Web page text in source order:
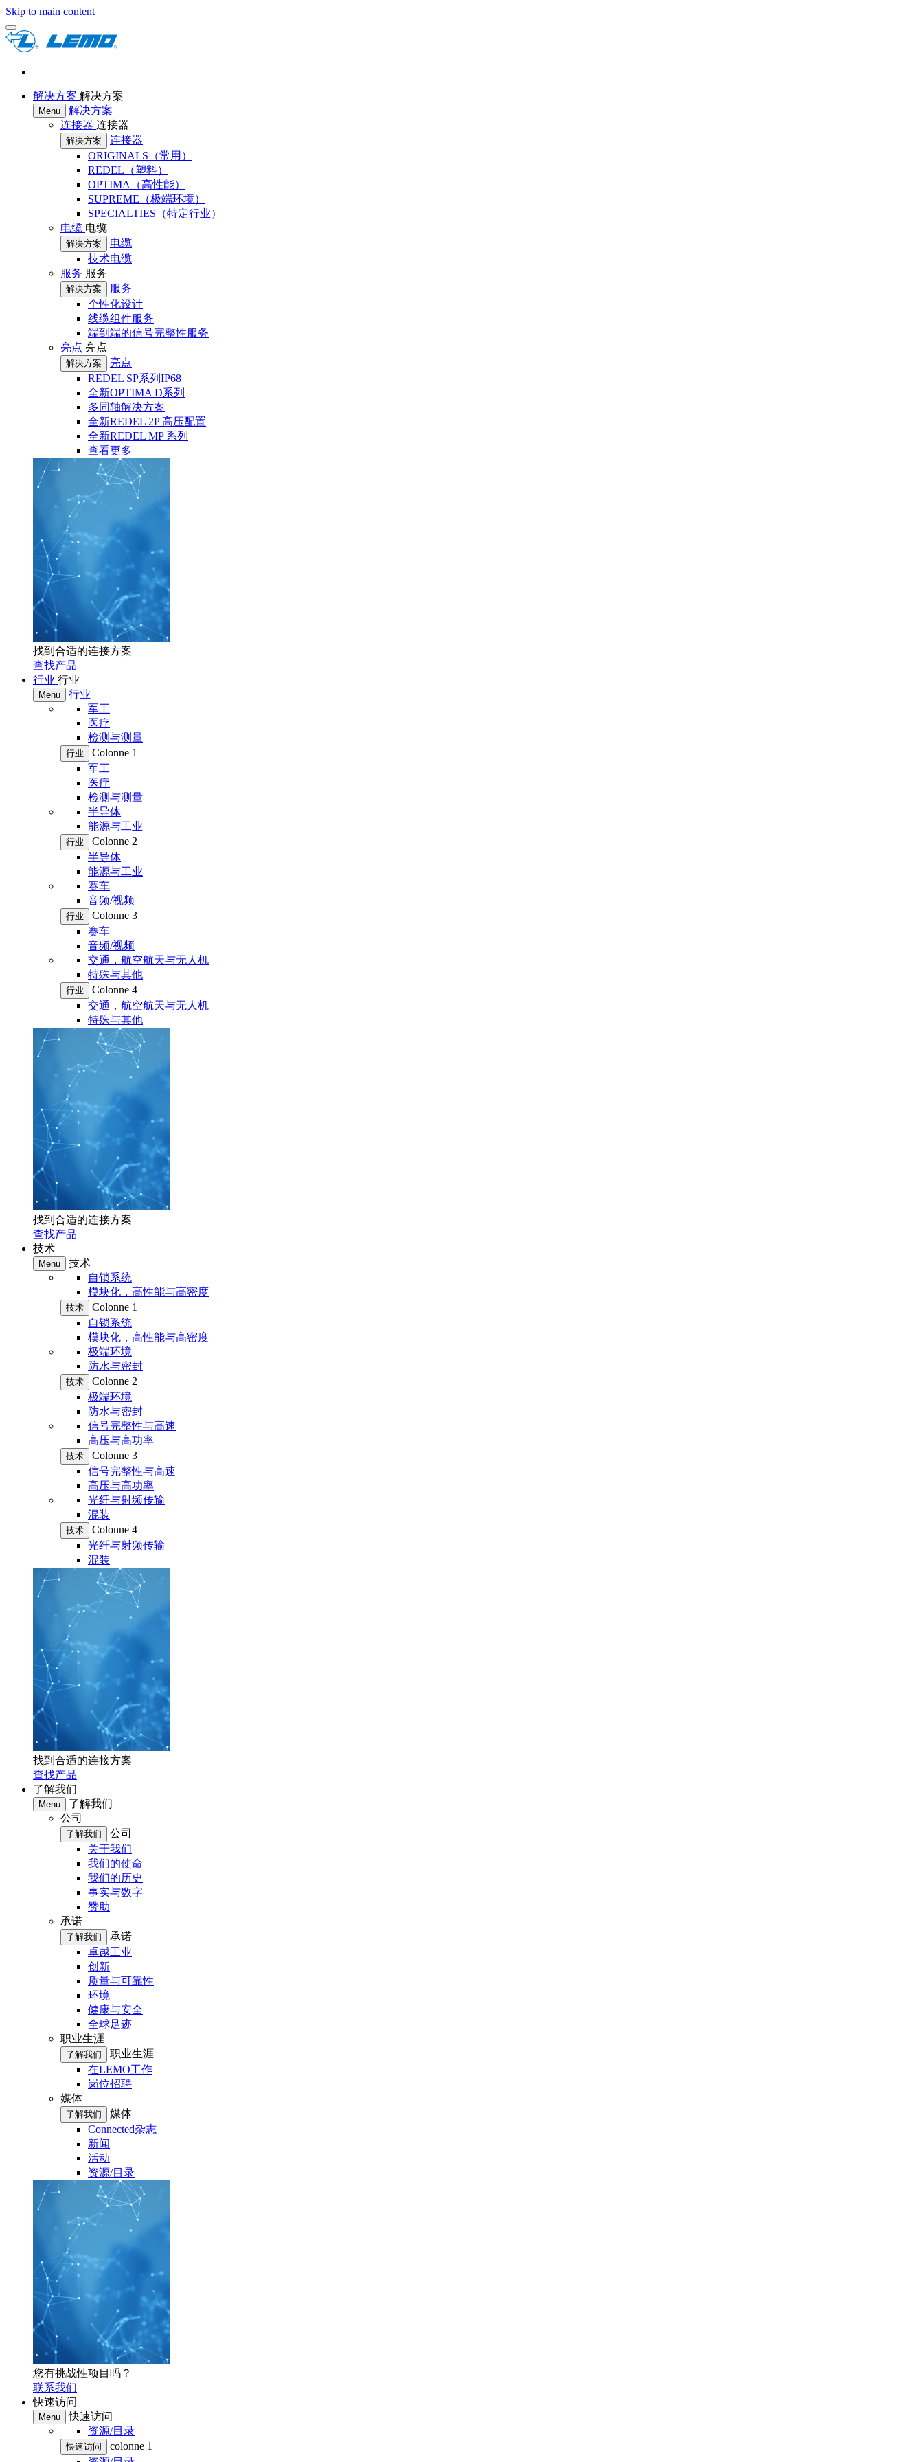
Skip to main content
解决方案 解决方案
Menu
解决方案
连接器 连接器
解决方案
连接器
ORIGINALS（常用）
REDEL（塑料）
OPTIMA（高性能）
SUPREME（极端环境）
SPECIALTIES（特定行业）
电缆 电缆
解决方案
电缆
技术电缆
服务 服务
解决方案
服务
个性化设计
线缆组件服务
端到端的信号完整性服务
亮点 亮点
解决方案
亮点
REDEL SP系列IP68
全新OPTIMA D系列
多同轴解决方案
全新REDEL 2P 高压配置
全新REDEL MP 系列
查看更多
找到合适的连接方案
查找产品
行业 行业
Menu
行业
军工
医疗
检测与测量
行业
Colonne 1
军工
医疗
检测与测量
半导体
能源与工业
行业
Colonne 2
半导体
能源与工业
赛车
音频/视频
行业
Colonne 3
赛车
音频/视频
交通，航空航天与无人机
特殊与其他
行业
Colonne 4
交通，航空航天与无人机
特殊与其他
找到合适的连接方案
查找产品
技术
Menu
技术
自锁系统
模块化，高性能与高密度
技术
Colonne 1
自锁系统
模块化，高性能与高密度
极端环境
防水与密封
技术
Colonne 2
极端环境
防水与密封
信号完整性与高速
高压与高功率
技术
Colonne 3
信号完整性与高速
高压与高功率
光纤与射频传输
混装
技术
Colonne 4
光纤与射频传输
混装
找到合适的连接方案
查找产品
了解我们
Menu
了解我们
公司
了解我们
公司
关于我们
我们的使命
我们的历史
事实与数字
赞助
承诺
了解我们
承诺
卓越工业
创新
质量与可靠性
环境
健康与安全
全球足迹
职业生涯
了解我们
职业生涯
在LEMO工作
岗位招聘
媒体
了解我们
媒体
Connected杂志
新闻
活动
资源/目录
您有挑战性项目吗？
联系我们
快速访问
Menu
快速访问
资源/目录
快速访问
colonne 1